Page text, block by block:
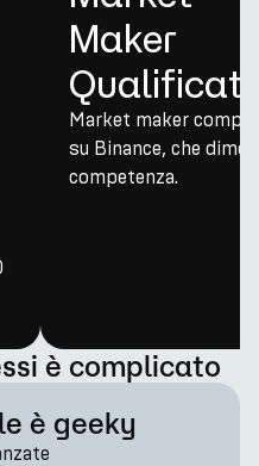
Maker
Qualificati
Market maker
su Binance, che
competenza.
è complicato
è geeky